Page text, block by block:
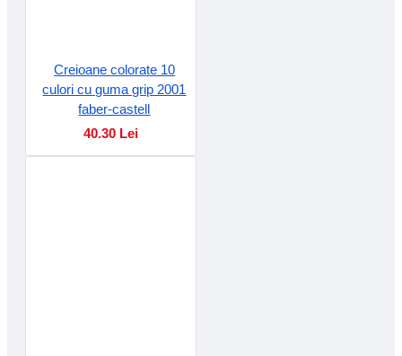
Creioane colorate 10
culori cu guma grip 2001
faber-castell
40.30 Lei